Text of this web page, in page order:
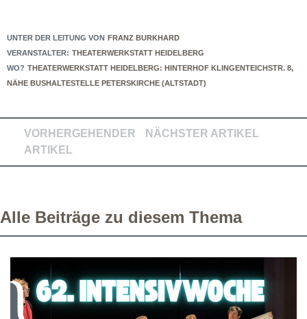
UNTER DER LEITUNG VON FRANZ BURKHARD
VERANSTALTER: THEATERWERKSTATT HEIDELBERG
WO? THEATERWERKSTATT HEIDELBERG: HINTERHOF KLINGENTEICHSTR. 8,
NÄHE BUSHALTESTELLE PETERSKIRCHE (ALTSTADT)
VORHERGEHENDER
ARTIKEL
NÄCHSTER ARTIKEL
Alle Beiträge zu diesem Thema